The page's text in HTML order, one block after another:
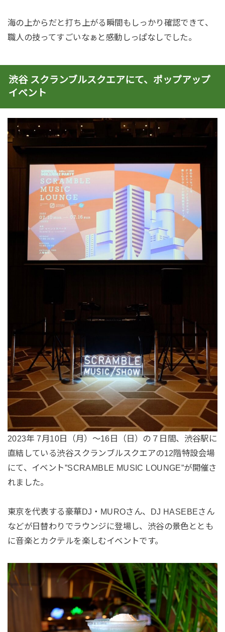
海の上からだと打ち上がる瞬間もしっかり確認できて、
職人の技ってすごいなぁと感動しっぱなしでした。
渋谷 スクランブルスクエアにて、ポップアップ
イベント
2023年 7月10日（月）〜16日（日）の７日間、渋谷駅に
直結している渋谷スクランブルスクエアの12階特設会場
にて、イベント”SCRAMBLE MUSIC LOUNGE”が開催さ
れました。
東京を代表する豪華DJ・MUROさん、DJ HASEBEさん
などが日替わりでラウンジに登場し、渋谷の景色ととも
に音楽とカクテルを楽しむイベントです。